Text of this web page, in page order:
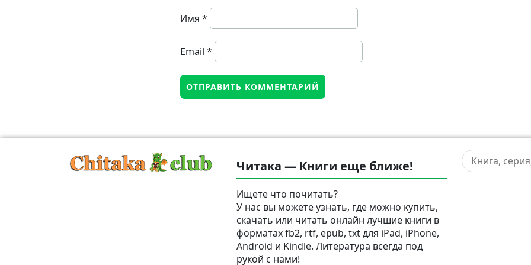
Имя *
Email *
Читака — Книги еще ближе!
Ищете что почитать?
У нас вы можете узнать, где можно купить,
скачать или читать онлайн лучшие книги в
форматах fb2, rtf, epub, txt для iPad, iPhone,
Android и Kindle. Литература всегда под
рукой с нами!